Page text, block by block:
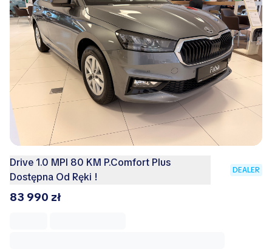
Drive 1.0 MPI 80 KM P.Comfort Plus
Dostępna Od Ręki !
DEALER
83 990 zł